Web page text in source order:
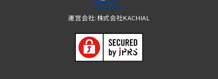
運営会社:株式会社KACHIAL